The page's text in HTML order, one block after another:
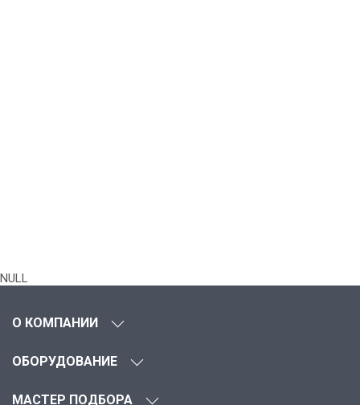
NULL
О КОМПАНИИ
ОБОРУДОВАНИЕ
МАСТЕР ПОДБОРА